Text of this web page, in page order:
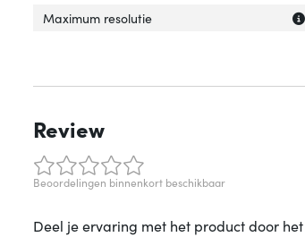
Maximum resolutie
Review
Beoordelingen binnenkort beschikbaar
Deel je ervaring met het product door